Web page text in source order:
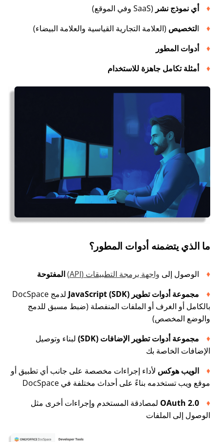
أي نموذج نشر (SaaS وفي الموقع)
التخصيص (العلامة التجارية القياسية والعلامة البيضاء)
أدوات المطور
أمثلة تكامل جاهزة للاستخدام
ما الذي يتضمنه أدوات المطور؟
الوصول إلى واجهة برمجة التطبيقات (API)
المفتوحة
مجموعة أدوات تطوير JavaScript (SDK)
لدمج DocSpace
بالكامل أو الغرف أو الملفات المنفصلة (ضبط مسبق للدمج
والوضع المخصص)
مجموعة أدوات تطوير الإضافات (SDK)
لبناء وتوصيل
الإضافات الخاصة بك
الويب هوكس لأداء إجراءات مخصصة على جانب أي تطبيق أو
موقع ويب تستخدمه بناءً على أحداث مختلفة في DocSpace
OAuth 2.0 لمصادقة المستخدم وإجراءات أخرى مثل
الوصول إلى الملفات